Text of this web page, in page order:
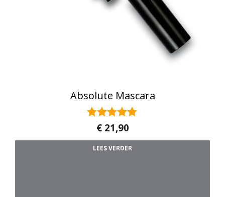
Absolute Mascara
5.00
van 5
€21,90
LEES VERDER